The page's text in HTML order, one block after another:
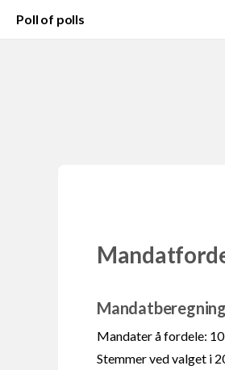
Poll of polls
Mandater å fordele: 10
Stemmer ved valget i